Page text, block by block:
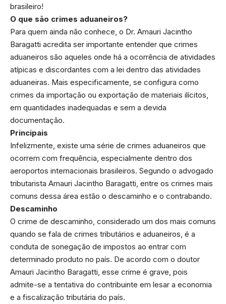
brasileiro!
O que são crimes aduaneiros?
Para quem ainda não conhece, o Dr. Amauri Jacintho
Baragatti acredita ser importante entender que crimes
aduaneiros são aqueles onde há a ocorrência de atividades
atípicas e discordantes com a lei dentro das atividades
aduaneiras. Mais especificamente, se configura como
crimes da importação ou exportação de materiais ilícitos,
em quantidades inadequadas e sem a devida
documentação.
Principais
Infelizmente, existe uma série de crimes aduaneiros que
ocorrem com frequência, especialmente dentro dos
aeroportos internacionais brasileiros. Segundo o advogado
tributarista Amauri Jacintho Baragatti, entre os crimes mais
comuns dessa área estão o descaminho e o contrabando.
Descaminho
O crime de descaminho, considerado um dos mais comuns
quando se fala de crimes tributários e aduaneiros, é a
conduta de sonegação de impostos ao entrar com
determinado produto no país. De acordo com o doutor
Amauri Jacintho Baragatti, esse crime é grave, pois
admite-se a tentativa do contribuinte em lesar a economia
e a fiscalização tributária do país.